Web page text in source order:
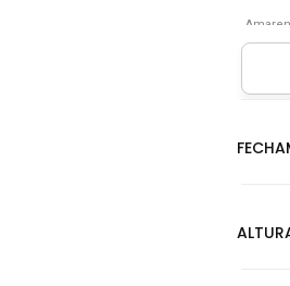
Arcas